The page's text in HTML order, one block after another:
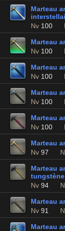
Marteau
Nv 100
Marteau
Nv 100
Marteau
Nv 100
Marteau
Nv 100
Marteau
Nv 100
Marteau
Nv 97
Marteau
tungstène
Nv 94
Marteau
Nv 91
Marteau